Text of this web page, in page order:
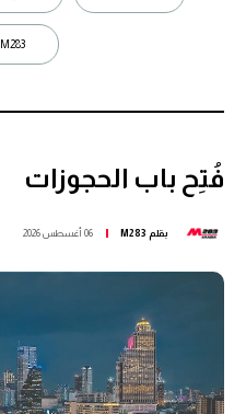
M283 ارابيا
فُتِح باب الحجوزات
بقلم M283 06 أغسطس 2026